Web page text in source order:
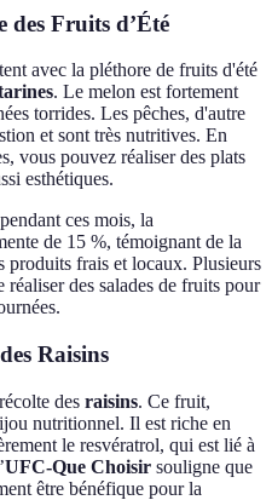
des Fruits d’Été
avec la pléthore de fruits d'été
. Le melon est fortement
torrides. Les pêches, d'autre
et sont très nutritives. En
vous pouvez réaliser des plats
esthétiques.
ces mois, la
de 15 %, témoignant de la
produits frais et locaux. Plusieurs
des salades de fruits pour
Raisins
des raisins. Ce fruit,
nutritionnel. Il est riche en
le resvératrol, qui est lié à
UFC-Que Choisir souligne que
être bénéfique pour la